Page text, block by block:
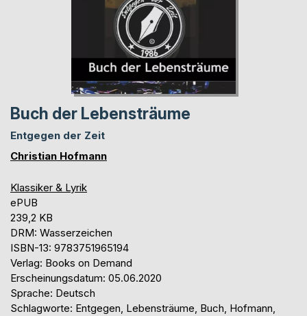
Buch der Lebensträume
Entgegen der Zeit
Christian Hofmann
Klassiker & Lyrik
ePUB
239,2 KB
DRM: Wasserzeichen
ISBN-13: 9783751965194
Verlag: Books on Demand
Erscheinungsdatum: 05.06.2020
Sprache: Deutsch
Schlagworte: Entgegen, Lebensträume, Buch, Hofmann,